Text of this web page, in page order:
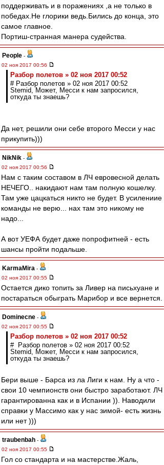
поддерживать и в поражениях ,а не только в
победах.Не глорики ведь.Бились до конца, это
самое главное.
Портиш-странная манера судейства.
People -
02 ноя 2017 00:56
Разбор полетов » 02 ноя 2017 00:52
# Разбор полетов » 02 ноя 2017 00:52
Stemid, Может, Месси к нам запросился,
откуда ты знаешь?
Да нет, решили они себе второго Месси у нас
прикупить)))
NikNik -
02 ноя 2017 00:56
Нам с таким составом в ЛЧ евровесной делать
НЕЧЕГО.. накидают нам там полную кошелку.
Там уже цацкаться никто не будет. В усилениие
команды не верю... нах там это никому не
надо...
А вот УЕФА будет даже попрофитней - есть
шансы пройти подальше.
KarmaMira -
02 ноя 2017 00:55
Остается дико топить за Ливер на письхуане и
постараться обыграть Марибор и все вернется.
Dominecne -
02 ноя 2017 00:55
Разбор полетов » 02 ноя 2017 00:52
# Разбор полетов » 02 ноя 2017 00:52
Stemid, Может, Месси к нам запросился,
откуда ты знаешь?
Бери выше - Барса из ла Лиги к нам. Ну а что -
свои 10 чемпионств они быстро заработают. ЛЧ
гарантированна как и в Испании )). Наводили
справки у Массимо как у нас зимой- есть жизнь
или нет )))
traubenbah -
02 ноя 2017 00:55
Гол со стандарта и на мастерстве.Жаль,